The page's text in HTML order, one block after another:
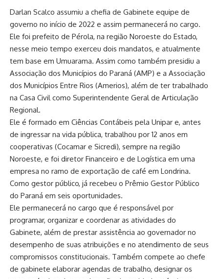
Darlan Scalco assumiu a chefia de Gabinete equipe de
governo no início de 2022 e assim permanecerá no cargo.
Ele foi prefeito de Pérola, na região Noroeste do Estado,
nesse meio tempo exerceu dois mandatos, e atualmente
tem base em Umuarama. Assim como também presidiu a
Associação dos Municípios do Paraná (AMP) e a Associação
dos Municípios Entre Rios (Amerios), além de ter trabalhado
na Casa Civil como Superintendente Geral de Articulação
Regional.
Ele é formado em Ciências Contábeis pela Unipar e, antes
de ingressar na vida pública, trabalhou por 12 anos em
cooperativas (Cocamar e Sicredi), sempre na região
Noroeste, e foi diretor Financeiro e de Logística em uma
empresa no ramo de exportação de café em Londrina.
Como gestor público, já recebeu o Prêmio Gestor Público
do Paraná em seis oportunidades.
Ele permanecerá no cargo que é responsável por
programar, organizar e coordenar as atividades do
Gabinete, além de prestar assistência ao governador no
desempenho de suas atribuições e no atendimento de seus
compromissos constitucionais. Também compete ao chefe
de gabinete elaborar agendas de trabalho, designar os